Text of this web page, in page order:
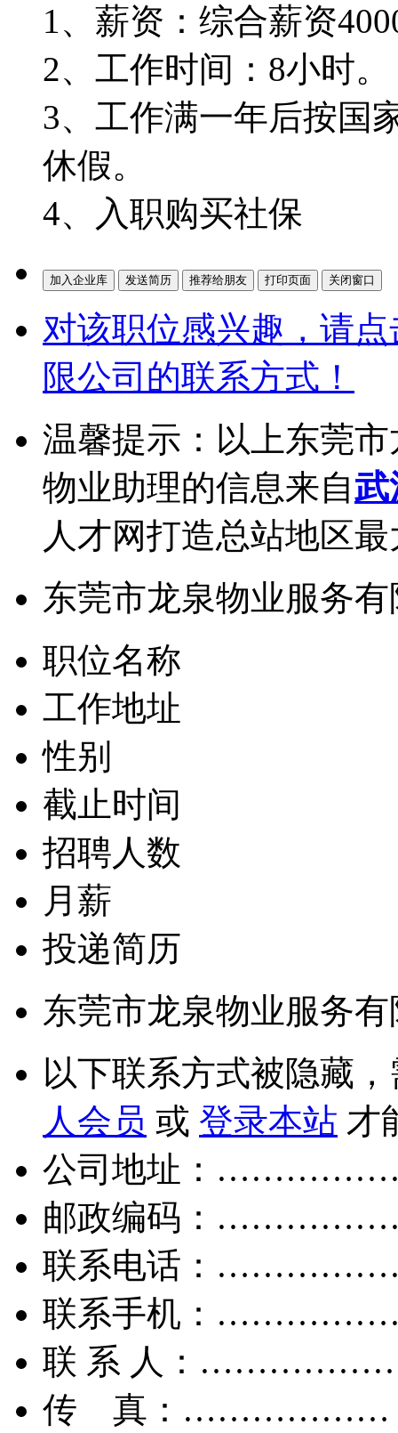
1、薪资：综合薪资
2、工作时间：8小时。
3、工作满一年后按国
休假。
4、入职购买社保
对该职位感兴趣，请
限公司的联系方式！
温馨提示：以上东莞
物业助理的信息来自武
人才网打造总站地区
东莞市龙泉物业服务
职位名称
工作地址
性别
截止时间
招聘人数
月薪
投递简历
东莞市龙泉物业服务
以下联系方式被隐藏
人会员 或 登录本站 才
公司地址：
邮政编码：
联系电话：
联系手机：
联 系 人：
传 真：………………